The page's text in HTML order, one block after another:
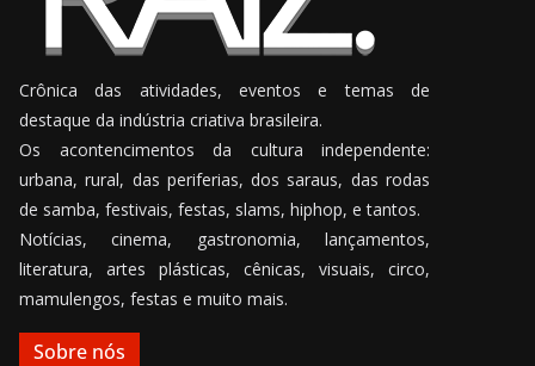
Crônica das atividades, eventos e temas de
destaque da indústria criativa brasileira.
Os acontencimentos da cultura independente:
urbana, rural, das periferias, dos saraus, das rodas
de samba, festivais, festas, slams, hiphop, e tantos.
Notícias, cinema, gastronomia, lançamentos,
literatura, artes plásticas, cênicas, visuais, circo,
mamulengos, festas e muito mais.
Sobre nós